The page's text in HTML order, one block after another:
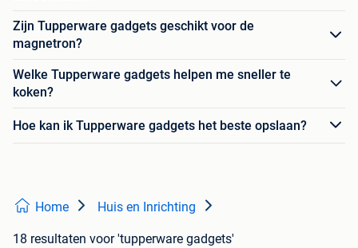
Zijn Tupperware gadgets geschikt voor de
magnetron?
Welke Tupperware gadgets helpen me sneller te
koken?
Hoe kan ik Tupperware gadgets het beste opslaan?
Home Huis en Inrichting
18 resultaten voor 'tupperware gadgets'